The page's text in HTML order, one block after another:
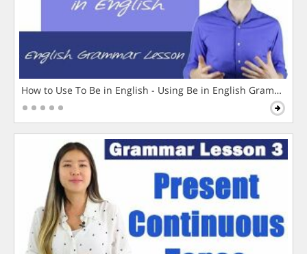
How to Use To Be in English - Using Be in English Grammar